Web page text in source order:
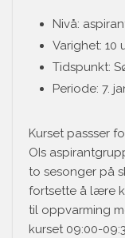
Nivå:
Varighet: 10
Tidspunkt:
Periode: 7.
Kurset passser
OIs
to sesonger på
fortsette å lære
til oppvarming
kurset 09:00-